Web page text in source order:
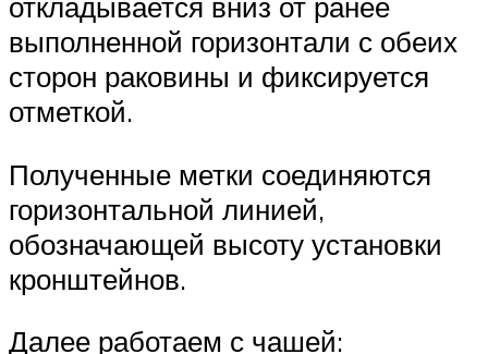
выполненной горизонтали с обеих
сторон раковины и фиксируется
отметкой.
Полученные метки соединяются
горизонтальной линией,
обозначающей высоту установки
кронштейнов.
Далее работаем с чашей: